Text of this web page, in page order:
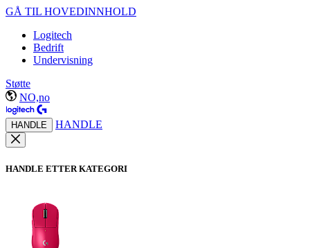
GÅ TIL HOVEDINNHOLD
Logitech
Bedrift
Undervisning
Støtte
NO,no
HANDLE HANDLE
HANDLE ETTER KATEGORI